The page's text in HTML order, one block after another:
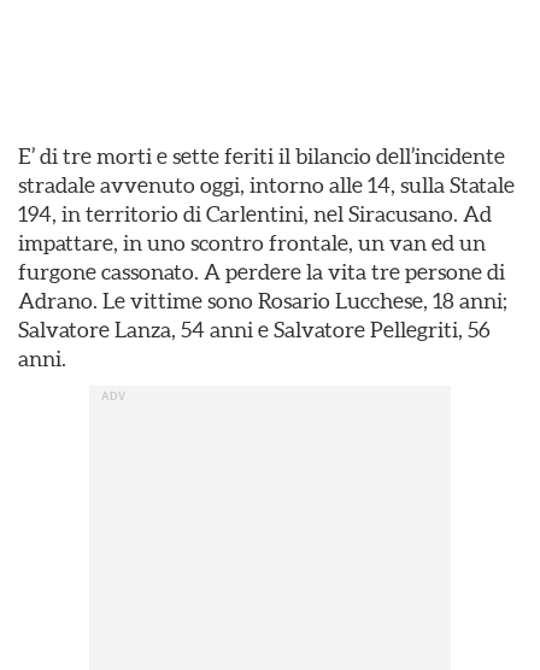
E’ di tre morti e sette feriti il bilancio dell’incidente
stradale avvenuto oggi, intorno alle 14, sulla Statale
194, in territorio di Carlentini, nel Siracusano. Ad
impattare, in uno scontro frontale, un van ed un
furgone cassonato. A perdere la vita tre persone di
Adrano. Le vittime sono Rosario Lucchese, 18 anni;
Salvatore Lanza, 54 anni e Salvatore Pellegriti, 56
anni.